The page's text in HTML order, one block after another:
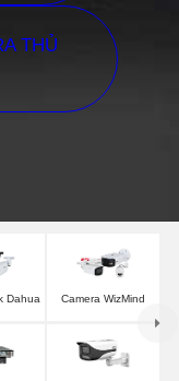
THỦ
Dahua Camera WizMind